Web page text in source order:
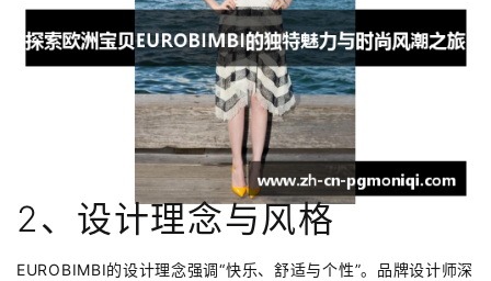
2、设计理念与风格
EUROBIMBI的设计理念强调“快乐、舒适与个性”。品牌设计师深